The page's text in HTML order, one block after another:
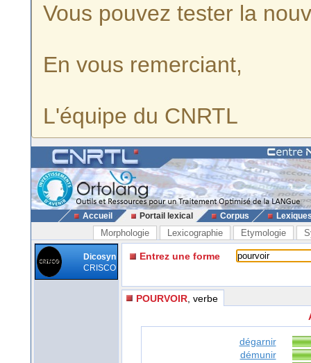
Vous pouvez tester la
En vous remerciant,
L'équipe du CNRTL
Accueil Portail lexical Corpus
Morphologie Lexicographie Etymologie
Dicosyn
CRISCO
Entrez une forme
POURVOIR , verbe
dégarnir
démunir